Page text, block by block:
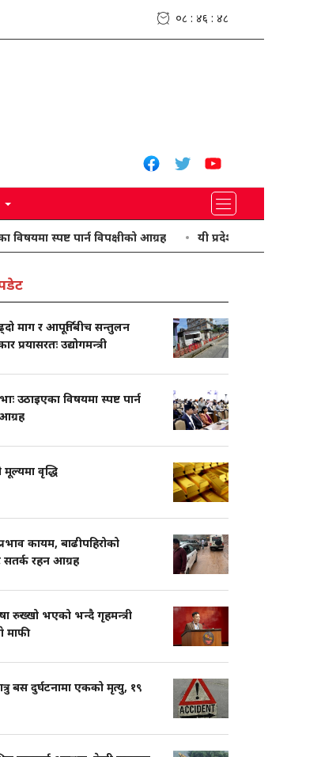
०८ : ४६ : ४९
स्पष्ट पार्न विपक्षीको आग्रह यी प्रदेशमा भारी वर्षा हुने पूर्वानुमान
माग र आपूर्तिबीच सन्तुलन
प्रयासरतः उद्योगमन्त्री
उठाइएका विषयमा स्पष्ट पार्न
वृद्धि
कायम, बाढीपहिरोको
सतर्क रहन आग्रह
रुख्खो भएको भन्दै गृहमन्त्री
माफी
बस दुर्घटनामा एकको मृत्यु, १९